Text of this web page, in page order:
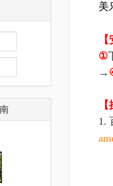
美
①
→
1.